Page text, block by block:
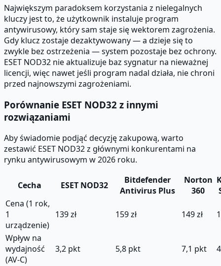
Największym paradoksem korzystania z nielegalnych
kluczy jest to, że użytkownik instaluje program
antywirusowy, który sam staje się wektorem zagrożenia.
Gdy klucz zostaje dezaktywowany — a dzieje się to
zwykle bez ostrzeżenia — system pozostaje bez ochrony.
ESET NOD32 nie aktualizuje baz sygnatur na nieważnej
licencji, więc nawet jeśli program nadal działa, nie chroni
przed najnowszymi zagrożeniami.
Porównanie ESET NOD32 z innymi
rozwiązaniami
Aby świadomie podjąć decyzję zakupową, warto
zestawić ESET NOD32 z głównymi konkurentami na
rynku antywirusowym w 2026 roku.
Cecha ESET NOD32
Bitdefender
Antivirus Plus
Norton
360
Cena (1 rok,
1
urządzenie)
139 zł 159 zł 149 zł
Wpływ na
wydajność
(AV-C)
3,2 pkt 5,8 pkt 7,1 pkt